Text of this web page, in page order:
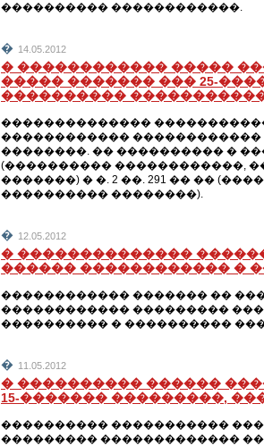
���������� ������������.
� 14.05.2012
� ������������ �����
����� ������� ��� 25-
����������
��������������
������������ ������������
��������. �� ���������� �
(���������� ������������,
�������) � �. 2 ��. 291 �� ��
���������� ��������).
� 12.05.2012
� ��������������
������ ������������ �
������������ ������� ��
������������ ���������
���������� � ����������
� 11.05.2012
� ���������� ������
15-������� ���������,
���������� �����������
��������� �������������